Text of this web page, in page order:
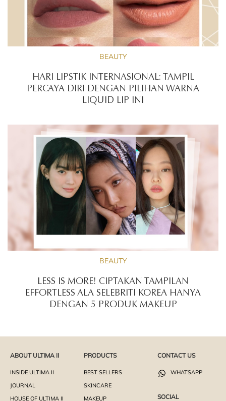
BEAUTY
HARI LIPSTIK INTERNASIONAL: TAMPIL
PERCAYA DIRI DENGAN PILIHAN WARNA
LIQUID LIP INI
BEAUTY
LESS IS MORE! CIPTAKAN TAMPILAN
EFFORTLESS ALA SELEBRITI KOREA HANYA
DENGAN 5 PRODUK MAKEUP
ABOUT ULTIMA II
INSIDE ULTIMA II
JOURNAL
HOUSE OF ULTIMA II
PRODUCTS
BEST SELLERS
SKINCARE
MAKEUP
CONTACT US
WHATSAPP
SOCIAL